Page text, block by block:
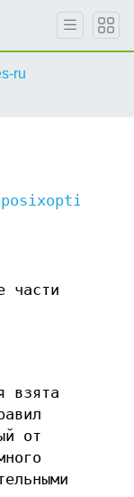
ru
части
взята
от